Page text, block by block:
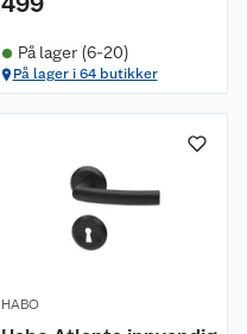
På lager (6-20)
På lager i 64 butikker
HABO